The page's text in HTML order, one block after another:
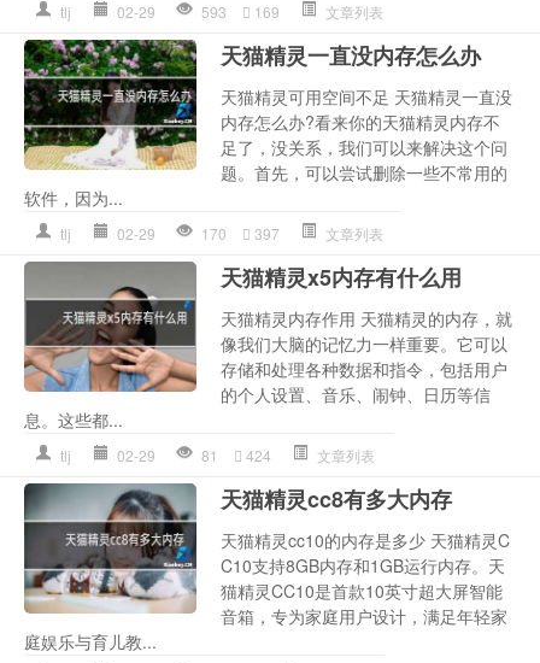
tlj 02-29 593 169 文章列表
天猫精灵一直没内存怎么办
天猫精灵可用空间不足 天猫精灵一直没
内存怎么办?看来你的天猫精灵内存不
足了，没关系，我们可以来解决这个问
题。首先，可以尝试删除一些不常用的
软件，因为...
tlj 02-29 170 397 文章列表
天猫精灵x5内存有什么用
天猫精灵内存作用 天猫精灵的内存，就
像我们大脑的记忆力一样重要。它可以
存储和处理各种数据和指令，包括用户
的个人设置、音乐、闹钟、日历等信
息。这些都...
tlj 02-29 81 424 文章列表
天猫精灵cc8有多大内存
天猫精灵cc10的内存是多少 天猫精灵C
C10支持8GB内存和1GB运行内存。天
猫精灵CC10是首款10英寸超大屏智能
音箱，专为家庭用户设计，满足年轻家
庭娱乐与育儿教...